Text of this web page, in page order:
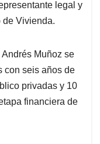
legal y
de Vivienda.
Muñoz se
con seis años de
privadas y 10
financiera de